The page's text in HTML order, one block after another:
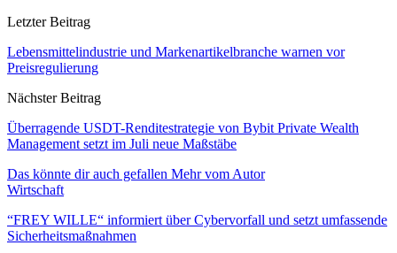
Letzter Beitrag
Lebensmittelindustrie und Markenartikelbranche warnen vor
Preisregulierung
Nächster Beitrag
Überragende USDT-Renditestrategie von Bybit Private Wealth
Management setzt im Juli neue Maßstäbe
Das könnte dir auch gefallen Mehr vom Autor
Wirtschaft
“FREY WILLE“ informiert über Cybervorfall und setzt umfassende
Sicherheitsmaßnahmen